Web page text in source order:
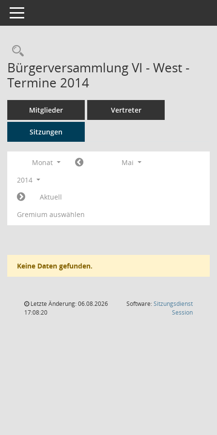
Toggle navigation
Rechercheauswahl
Bürgerversammlung VI - West -
Termine 2014
Mitglieder Vertreter
Sitzungen
Monat
Mai
2014
Aktuell
Gremium auswählen
Keine Daten gefunden.
Letzte Änderung: 06.08.2026
17:08:20
Software:Sitzungsdienst
Session(Wird in